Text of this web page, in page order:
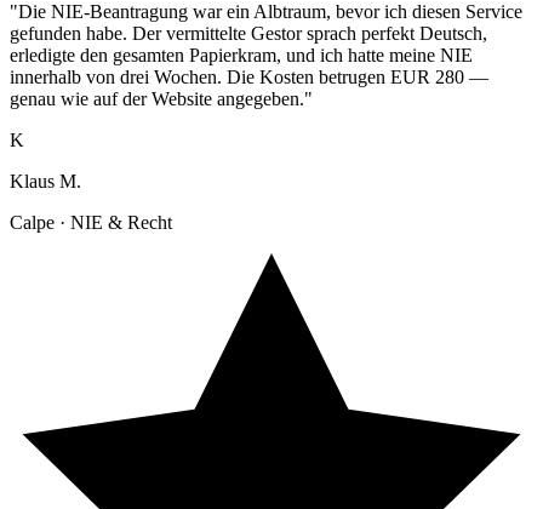
"Die NIE-Beantragung war ein Albtraum, bevor ich diesen Service
gefunden habe. Der vermittelte Gestor sprach perfekt Deutsch,
erledigte den gesamten Papierkram, und ich hatte meine NIE
innerhalb von drei Wochen. Die Kosten betrugen EUR 280 —
genau wie auf der Website angegeben."
K
Klaus M.
Calpe · NIE & Recht